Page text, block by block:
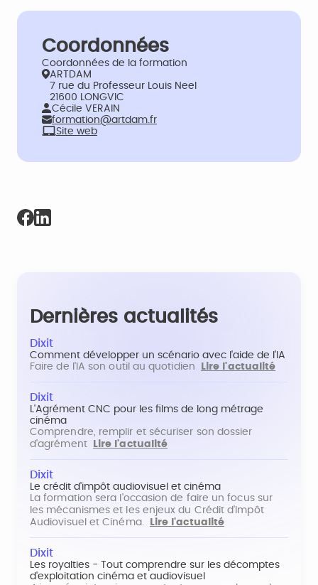
Coordonnées
Coordonnées de la formation
ARTDAM
7 rue du Professeur Louis Neel
21600 LONGVIC
Cécile VERAIN
formation@artdam.fr
Site web
Dernières actualités
Dixit
Comment développer un scénario avec l'aide de l'IA
Faire de l'IA son outil au quotidien
Lire l'actualité
Dixit
L'Agrément CNC pour les films de long métrage
cinéma
Comprendre, remplir et sécuriser son dossier
d'agrément
Lire l'actualité
Dixit
Le crédit d'impôt audiovisuel et cinéma
La formation sera l'occasion de faire un focus sur
les mécanismes et les enjeux du Crédit d'Impôt
Audiovisuel et Cinéma.
Lire l'actualité
Dixit
Les royalties - Tout comprendre sur les décomptes
d'exploitation cinéma et audiovisuel